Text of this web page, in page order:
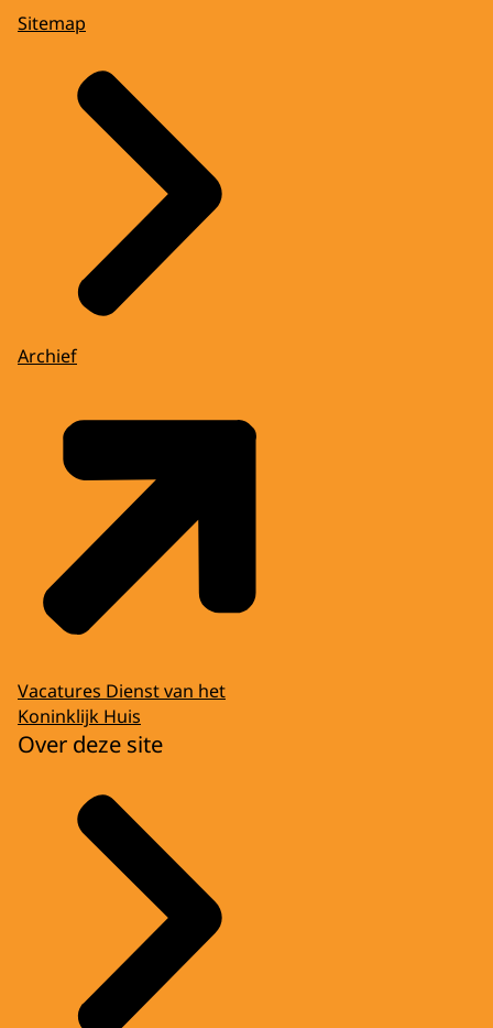
Sitemap
Archief
Vacatures Dienst van het
Koninklijk Huis
Over deze site